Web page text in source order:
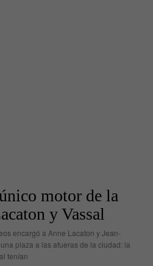
motor de la
y Vassal
encargó a Anne Lacaton y Jean-
plaza a las afueras de la ciudad: la
tenían